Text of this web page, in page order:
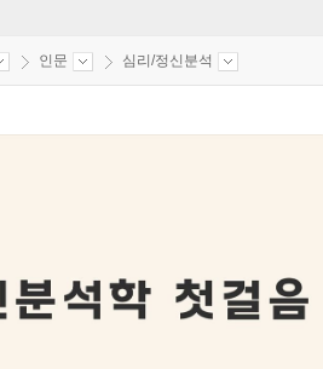
인문 심리/정신분석